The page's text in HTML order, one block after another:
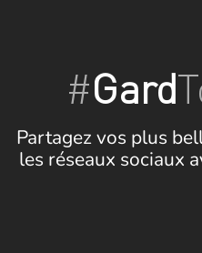
#Gard
Partagez vos plus
les réseaux sociaux